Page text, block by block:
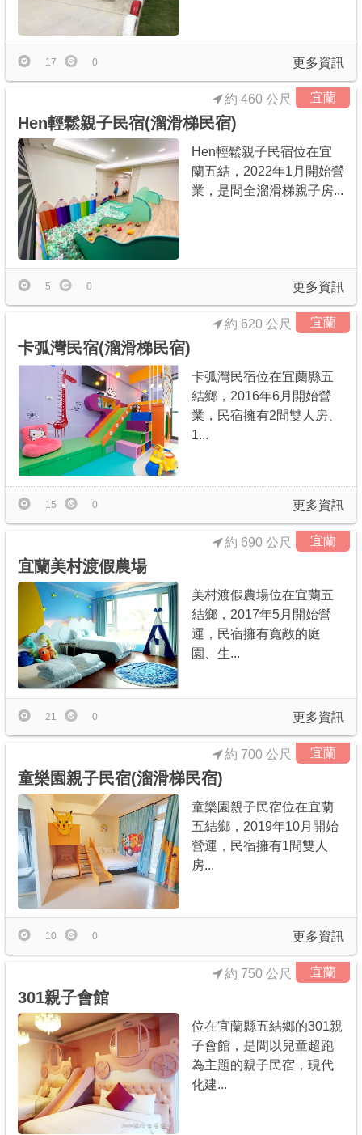
更多資訊
17 0
宜蘭
Hen輕鬆親子民宿(溜滑梯民宿)
約 460 公尺
Hen輕鬆親子民宿位在宜
蘭五結，2022年1月開始營
業，是間全溜滑梯親子房...
更多資訊
5 0
宜蘭
卡弧灣民宿(溜滑梯民宿)
約 620 公尺
卡弧灣民宿位在宜蘭縣五
結鄉，2016年6月開始營
業，民宿擁有2間雙人房、
1...
更多資訊
15 0
宜蘭
宜蘭美村渡假農場
約 690 公尺
美村渡假農場位在宜蘭五
結鄉，2017年5月開始營
運，民宿擁有寬敞的庭
園、生...
更多資訊
21 0
宜蘭
童樂園親子民宿(溜滑梯民宿)
約 700 公尺
童樂園親子民宿位在宜蘭
五結鄉，2019年10月開始
營運，民宿擁有1間雙人
房...
更多資訊
10 0
宜蘭
301親子會館
約 750 公尺
位在宜蘭縣五結鄉的301親
子會館，是間以兒童超跑
為主題的親子民宿，現代
化建...